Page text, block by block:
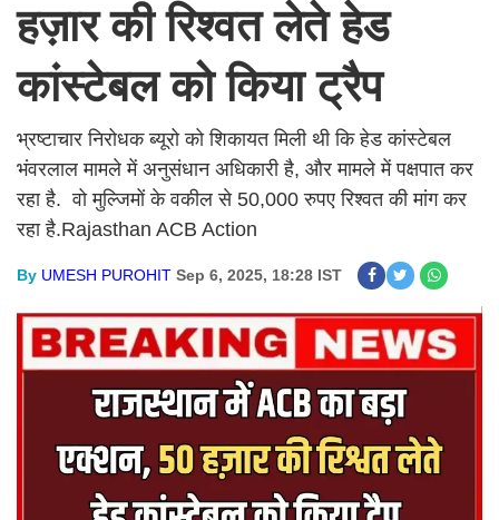
हज़ार की रिश्वत लेते हेड
कांस्टेबल को किया ट्रैप
भ्रष्टाचार निरोधक ब्यूरो को शिकायत मिली थी कि हेड कांस्टेबल
भंवरलाल मामले में अनुसंधान अधिकारी है, और मामले में पक्षपात कर
रहा है. वो मुल्जिमों के वकील से 50,000 रुपए रिश्वत की मांग कर
रहा है.Rajasthan ACB Action
By UMESH PUROHIT Sep 6, 2025, 18:28 IST